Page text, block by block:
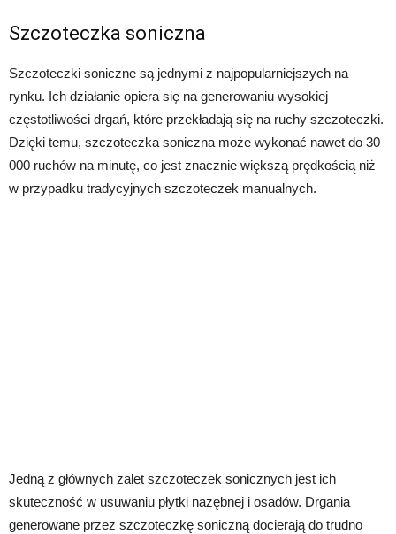
Szczoteczka soniczna
Szczoteczki soniczne są jednymi z najpopularniejszych na
rynku. Ich działanie opiera się na generowaniu wysokiej
częstotliwości drgań, które przekładają się na ruchy szczoteczki.
Dzięki temu, szczoteczka soniczna może wykonać nawet do 30
000 ruchów na minutę, co jest znacznie większą prędkością niż
w przypadku tradycyjnych szczoteczek manualnych.
Jedną z głównych zalet szczoteczek sonicznych jest ich
skuteczność w usuwaniu płytki nazębnej i osadów. Drgania
generowane przez szczoteczkę soniczną docierają do trudno